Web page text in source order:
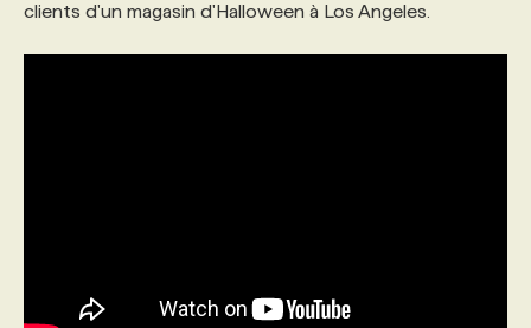
clients d'un magasin d'Halloween à Los Angeles.